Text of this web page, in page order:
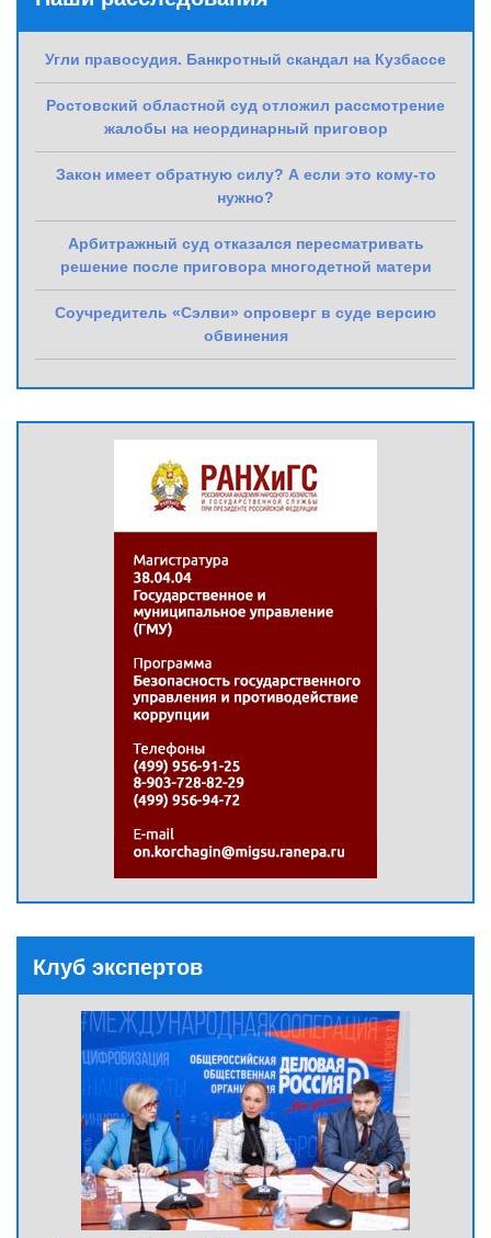
Угли правосудия. Банкротный скандал на Кузбассе
Ростовский областной суд отложил рассмотрение
жалобы на неординарный приговор
Закон имеет обратную силу? А если это кому-то
нужно?
Арбитражный суд отказался пересматривать
решение после приговора многодетной матери
Соучредитель «Сэлви» опроверг в суде версию
обвинения
Клуб экспертов